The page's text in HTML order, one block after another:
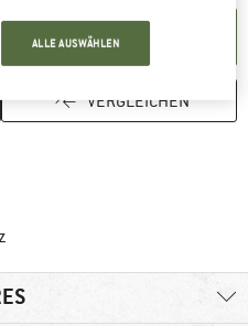
WARENKORB
VERGLEICHEN
Zahlungs-Infos hier! Öffnet
ALLE AUSWÄHLEN